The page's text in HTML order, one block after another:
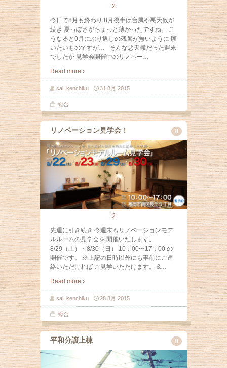
2
今日で8月も終わり 8月後半は台風や悪天候が
続き 夏っぽさがちょっと薄かったですね。 こ
うなると9月にぶり返しの残暑が無いように 願
いたいものですが… そんな悪天候だった週末
でしたが 見学会開催中のリノベー…
Read more ›
sai_kenchiku 31 8月 2015
総合
リノベーション見学会！ 0
2
先週に引き続き 今週末もリノベーションモデ
ルルームの見学会を 開催いたします。
8/29（土）・8/30（日） 10：00〜17：00 の
開催です。 ※上記の日時以外にも事前にご連
絡いただければ ご見学いただけます。 &
Read more ›
sai_kenchiku 28 8月 2015
総合
平和分譲上棟 0